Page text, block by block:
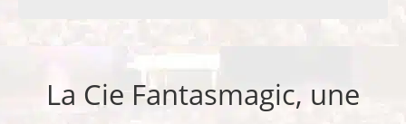
La Cie Fantasmagic, une